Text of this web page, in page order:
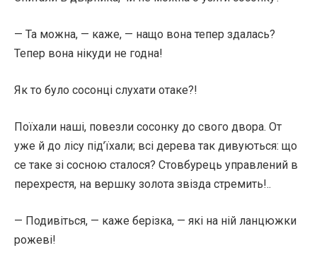
— Та можна, — каже, — нащо вона тепер здалась?
Тепер вона нікуди не годна!
Як то було сосонці слухати отаке?!
Поїхали наші, повезли сосонку до свого двора. От
уже й до лісу під’їхали; всі дерева так дивуються: що
се таке зі сосною сталося? Стовбурець управлений в
перехрестя, на вершку золота звізда стремить!..
— Подивіться, — каже берізка, — які на ній ланцюжки
рожеві!